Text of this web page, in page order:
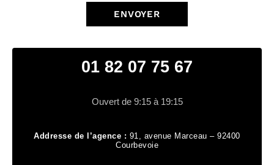
ENVOYER
01 82 07 75 67
Ouvert de 9:15 à 19:15
Addresse de l’agence : 91, avenue Marceau – 92400
Courbevoie